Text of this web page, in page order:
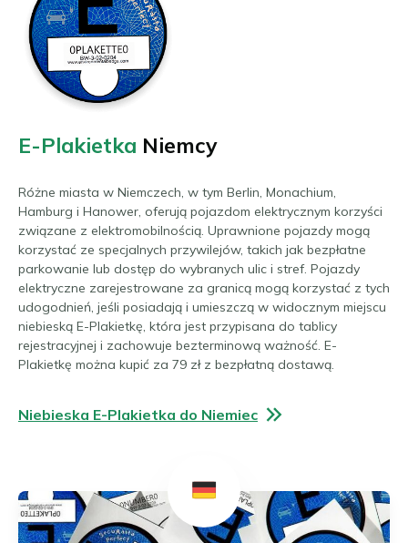
E-Plakietka Niemcy
Różne miasta w Niemczech, w tym Berlin, Monachium,
Hamburg i Hanower, oferują pojazdom elektrycznym korzyści
związane z elektromobilnością. Uprawnione pojazdy mogą
korzystać ze specjalnych przywilejów, takich jak bezpłatne
parkowanie lub dostęp do wybranych ulic i stref. Pojazdy
elektryczne zarejestrowane za granicą mogą korzystać z tych
udogodnień, jeśli posiadają i umieszczą w widocznym miejscu
niebieską E-Plakietkę, która jest przypisana do tablicy
rejestracyjnej i zachowuje bezterminową ważność. E-
Plakietkę można kupić za 79 zł z bezpłatną dostawą.
Niebieska E-Plakietka do Niemiec